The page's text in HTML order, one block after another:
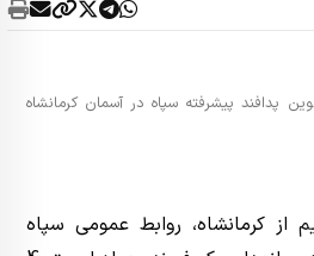
سامانه نوین پدافند پیشرفته سپاه در آسمان کرمانشاه
از کرمانشاه، روابط عمومی سپاه